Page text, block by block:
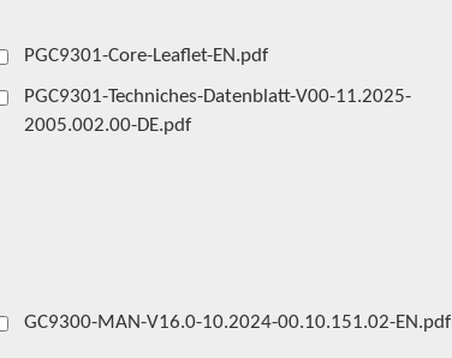
PGC9301-Core-Leaflet-EN.pdf
PGC9301-Techniches-Datenblatt-V00-11.2025-
2005.002.00-DE.pdf
GC9300-MAN-V16.0-10.2024-00.10.151.02-EN.pdf